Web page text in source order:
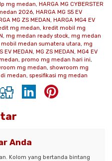
mg medan, HARGA MG CYBERSTER
2026, HARGA MG S5 EV
MG ZS MEDAN, HARGA MG4 EV
mg medan, kredit mobil mg
, mg medan ready stock, mg medan
medan sumatera utara, mg
EV MEDAN, MG ZS MEDAN, MG4 EV
, promo mg medan hari ini,
mg medan, showroom mg
medan, spesifikasi mg medan
Anda
Kolom yang bertanda bintang